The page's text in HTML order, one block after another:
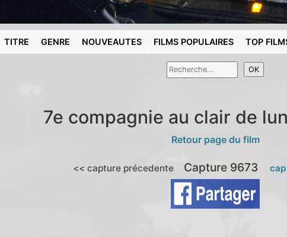
TITRE GENRE NOUVEAUTES FILMS POPULAIRES TOP
7e compagnie au clair de
Retour page du film
<< capture précedente Capture 9673